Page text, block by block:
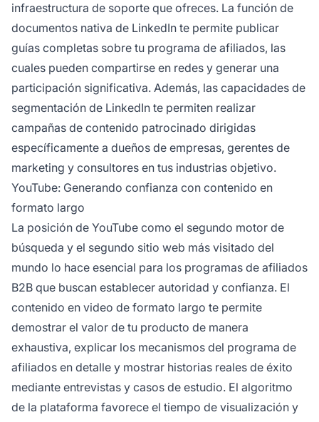
infraestructura de soporte que ofreces. La función de
documentos nativa de LinkedIn te permite publicar
guías completas sobre tu programa de afiliados, las
cuales pueden compartirse en redes y generar una
participación significativa. Además, las capacidades de
segmentación de LinkedIn te permiten realizar
campañas de contenido patrocinado dirigidas
específicamente a dueños de empresas, gerentes de
marketing y consultores en tus industrias objetivo.
YouTube: Generando confianza con contenido en
formato largo
La posición de YouTube como el segundo motor de
búsqueda y el segundo sitio web más visitado del
mundo lo hace esencial para los programas de afiliados
B2B que buscan establecer autoridad y confianza. El
contenido en video de formato largo te permite
demostrar el valor de tu producto de manera
exhaustiva, explicar los mecanismos del programa de
afiliados en detalle y mostrar historias reales de éxito
mediante entrevistas y casos de estudio. El algoritmo
de la plataforma favorece el tiempo de visualización y